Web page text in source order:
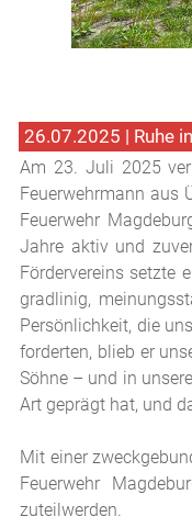
26.07.2025 | Ruhe
Am 23. Juli 2025
Feuerwehrmann aus
Feuerwehr
Jahre aktiv und
Fördervereins setzte
gradlinig,
Persönlichkeit, die
forderten, blieb er
Söhne – und in
Art geprägt hat, und
Mit einer
Feuerwehr
zuteilwerden.